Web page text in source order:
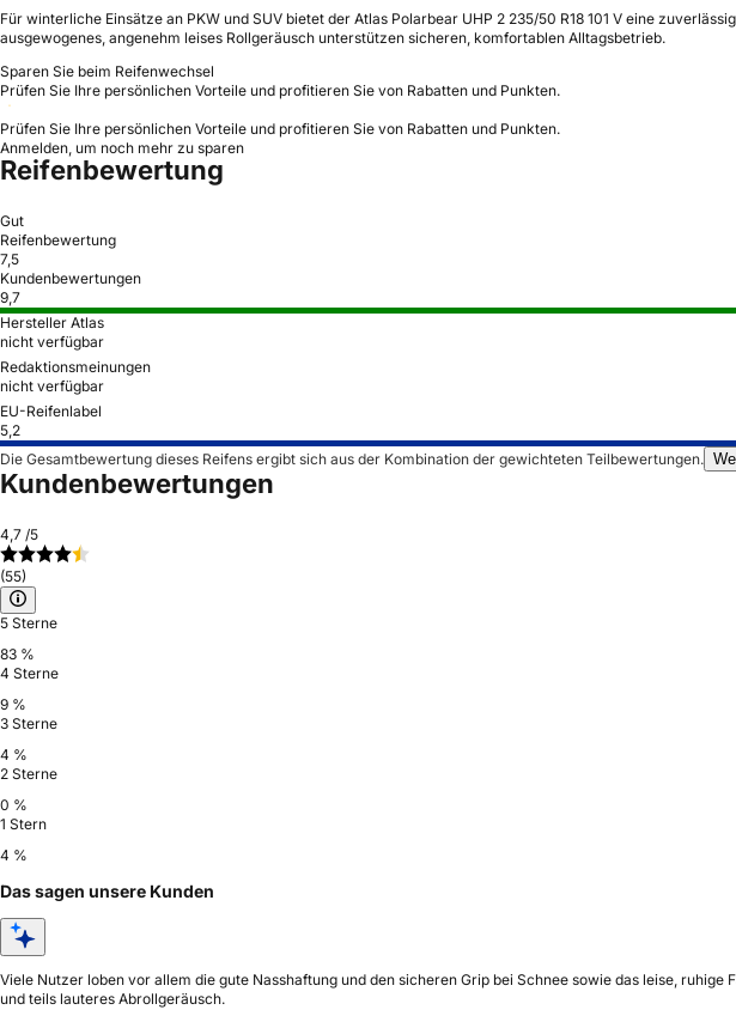
Für winterliche Einsätze an PKW und SUV bietet der Atlas Polarbear UHP 2 235/50 R18 101 V eine
ausgewogenes, angenehm leises Rollgeräusch unterstützen sicheren, komfortablen Alltagsbetrieb.
Sparen Sie beim Reifenwechsel
Prüfen Sie Ihre persönlichen Vorteile und profitieren Sie von Rabatten und Punkten.
Prüfen Sie Ihre persönlichen Vorteile und profitieren Sie von Rabatten und Punkten.
Anmelden, um noch mehr zu sparen
Reifenbewertung
Gut
Reifenbewertung
7,5
Kundenbewertungen
9,7
Hersteller Atlas
nicht verfügbar
Redaktionsmeinungen
nicht verfügbar
EU-Reifenlabel
5,2
Die Gesamtbewertung dieses Reifens ergibt sich aus der Kombination der gewichteten Teilbewertungen.
Kundenbewertungen
4,7 /5
(55)
5 Sterne
83 %
4 Sterne
9 %
3 Sterne
4 %
2 Sterne
0 %
1 Stern
4 %
Das sagen unsere Kunden
Viele Nutzer loben vor allem die gute Nasshaftung und den sicheren Grip bei Schnee sowie das leise,
und teils lauteres Abrollgeräusch.